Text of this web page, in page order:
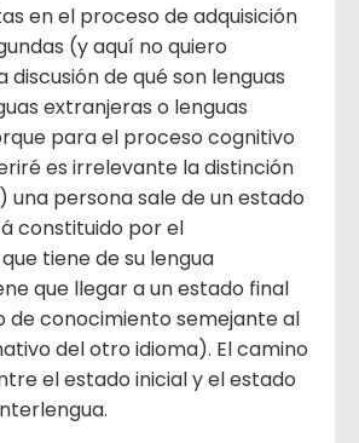
en el proceso de adquisición
(y aquí no quiero
de qué son lenguas
extranjeras o lenguas
para el proceso cognitivo
es irrelevante la distinción
una persona sale de un estado
constituido por el
tiene de su lengua
que llegar a un estado final
de conocimiento semejante al
del otro idioma). El camino
el estado inicial y el estado